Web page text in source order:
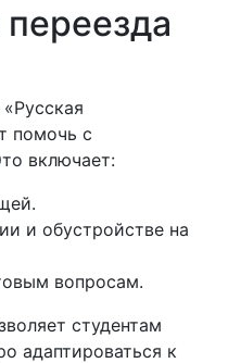
помочь с
включает:
и обустройстве на
вопросам.
студентам
адаптироваться к